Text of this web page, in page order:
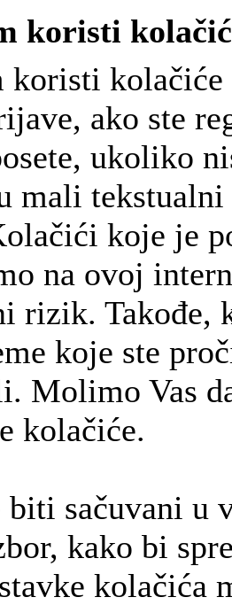
koristi
kolačiće
ako ste
ukoliko
mali
koje je
na ovoj
rizik.
koje ste
Molimo Vas
kolačiće.
sačuvani u
kako bi
kolačića